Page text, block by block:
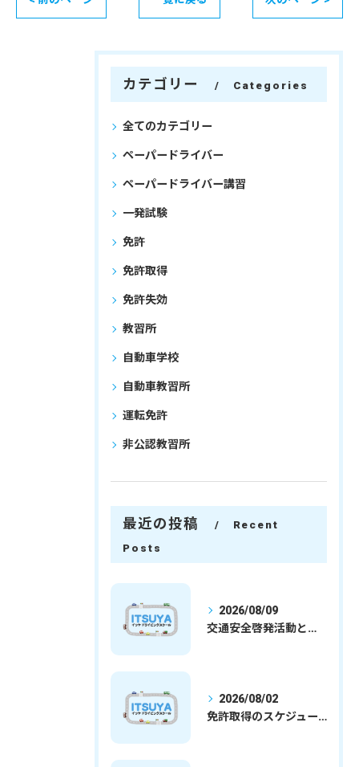
カテゴリー Categories
全てのカテゴリー
ペーパードライバー
ペーパードライバー講習
一発試験
免許
免許取得
免許失効
教習所
自動車学校
自動車教習所
運転免許
非公認教習所
最近の投稿
Recent
Posts
2026/08/09
交通安全啓発活動と埼玉県さいたま市行田市で免許取得を安心して目指すための実践ガイド
2026/08/02
免許取得のスケジュールを徹底解説学生社会人の通学合宿別プランで最短取得のコツ